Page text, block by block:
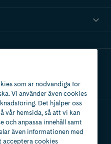
som är nödvändiga för
Vi använder även cookies
Det hjälper oss
vår hemsida, så att vi kan
och anpassa innehåll samt
även informationen med
acceptera cookies